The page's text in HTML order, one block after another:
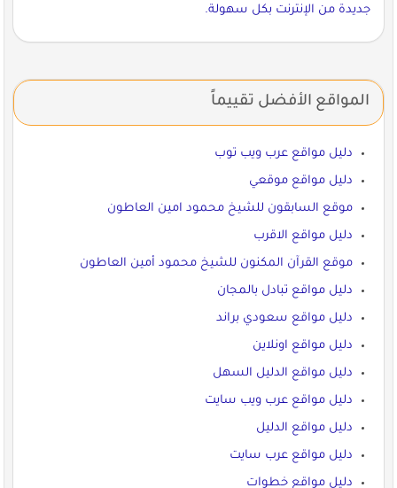
جديدة من الإنترنت بكل سهولة.
المواقع الأفضل تقييماً
دليل مواقع عرب ويب توب
دليل مواقع موقعي
موقع السابقون للشيخ محمود امين العاطون
دليل مواقع الاقرب
موقع القرآن المكنون للشيخ محمود أمين العاطون
دليل مواقع تبادل بالمجان
دليل مواقع سعودي براند
دليل مواقع اونلاين
دليل مواقع الدليل السهل
دليل مواقع عرب ويب سايت
دليل مواقع الدليل
دليل مواقع عرب سايت
دليل مواقع خطوات